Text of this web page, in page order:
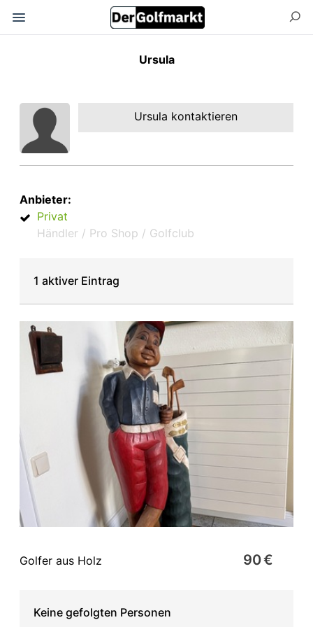
Ursula
Ursula kontaktieren
Anbieter:
Privat
Händler / Pro Shop / Golfclub
1 aktiver Eintrag
Golfer aus Holz 90 €
Keine gefolgten Personen